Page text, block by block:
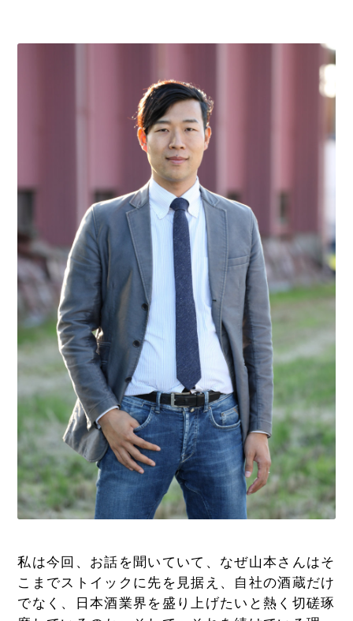
私は今回、お話を聞いていて、なぜ山本さんはそ
こまでストイックに先を見据え、自社の酒蔵だけ
でなく、日本酒業界を盛り上げたいと熱く切磋琢